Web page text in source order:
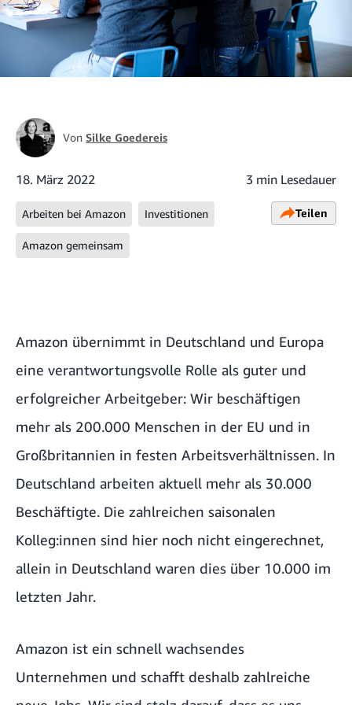
Von Silke Goedereis
18. März 2022 3 min Lesedauer
Arbeiten bei Amazon Investitionen
Amazon gemeinsam
Teilen
Amazon übernimmt in Deutschland und Europa
eine verantwortungsvolle Rolle als guter und
erfolgreicher Arbeitgeber: Wir beschäftigen
mehr als 200.000 Menschen in der EU und in
Großbritannien in festen Arbeitsverhältnissen. In
Deutschland arbeiten aktuell mehr als 30.000
Beschäftigte. Die zahlreichen saisonalen
Kolleg:innen sind hier noch nicht eingerechnet,
allein in Deutschland waren dies über 10.000 im
letzten Jahr.
Amazon ist ein schnell wachsendes
Unternehmen und schafft deshalb zahlreiche